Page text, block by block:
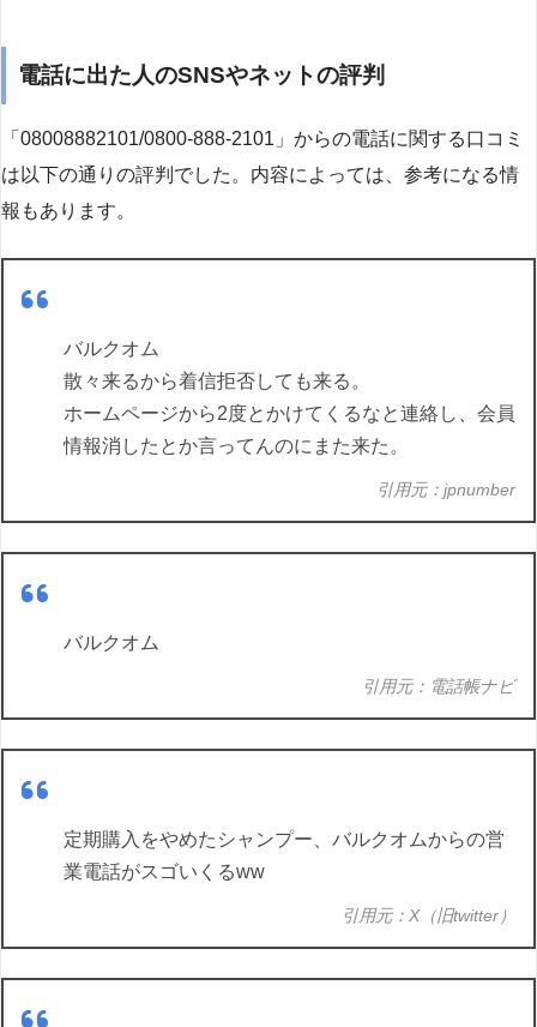
電話に出た人のSNSやネットの評判
「08008882101/0800-888-2101」からの電話に関する口コミ
は以下の通りの評判でした。内容によっては、参考になる情
報もあります。
バルクオム
散々来るから着信拒否しても来る。
ホームページから2度とかけてくるなと連絡し、会員
情報消したとか言ってんのにまた来た。
引用元：jpnumber
バルクオム
引用元：電話帳ナビ
定期購入をやめたシャンプー、バルクオムからの営
業電話がスゴいくるww
引用元：X（旧twitter）